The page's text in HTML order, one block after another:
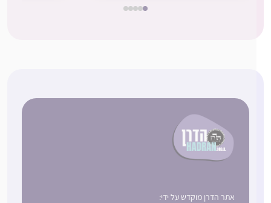
אתר הדרן מוקדש על ידי: